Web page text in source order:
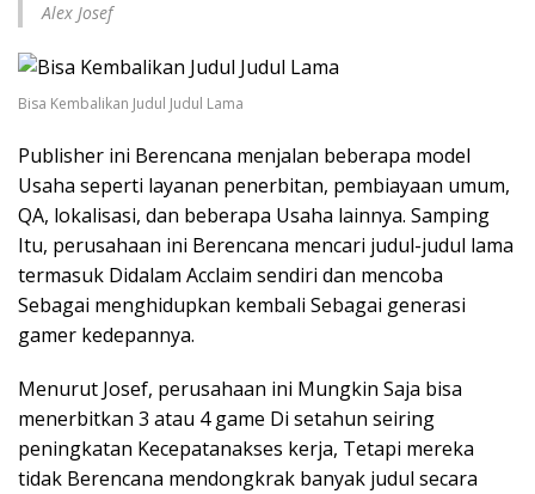
Alex Josef
Bisa Kembalikan Judul Judul Lama
Publisher ini Berencana menjalan beberapa model
Usaha seperti layanan penerbitan, pembiayaan umum,
QA, lokalisasi, dan beberapa Usaha lainnya. Samping
Itu, perusahaan ini Berencana mencari judul-judul lama
termasuk Didalam Acclaim sendiri dan mencoba
Sebagai menghidupkan kembali Sebagai generasi
gamer kedepannya.
Menurut Josef, perusahaan ini Mungkin Saja bisa
menerbitkan 3 atau 4 game Di setahun seiring
peningkatan Kecepatanakses kerja, Tetapi mereka
tidak Berencana mendongkrak banyak judul secara